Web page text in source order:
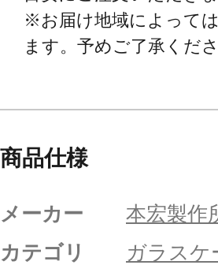
※お届け地域によって
ます。予めご了承くだ
商品仕様
メーカー
本宏製作
カテゴリ
ガラスケ